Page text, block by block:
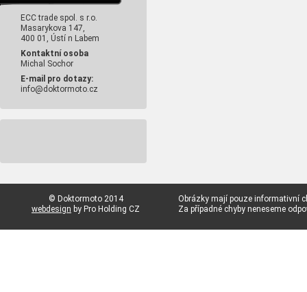
ECC trade spol. s r.o.
Masarykova 147,
400 01, Ústí n Labem
Kontaktní osoba
Michal Sochor
E-mail pro dotazy:
info@doktormoto.cz
© Doktormoto 2014
webdesign by Pro Holding CZ
Obrázky mají pouze informativní
Za případné chyby neneseme